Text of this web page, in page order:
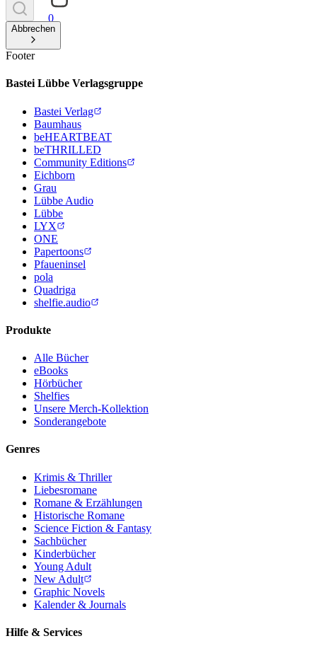
0
Abbrechen
Footer
Bastei Lübbe Verlagsgruppe
Bastei Verlag
Baumhaus
beHEARTBEAT
beTHRILLED
Community Editions
Eichborn
Grau
Lübbe Audio
Lübbe
LYX
ONE
Papertoons
Pfaueninsel
pola
Quadriga
shelfie.audio
Produkte
Alle Bücher
eBooks
Hörbücher
Shelfies
Unsere Merch-Kollektion
Sonderangebote
Genres
Krimis & Thriller
Liebesromane
Romane & Erzählungen
Historische Romane
Science Fiction & Fantasy
Sachbücher
Kinderbücher
Young Adult
New Adult
Graphic Novels
Kalender & Journals
Hilfe & Services